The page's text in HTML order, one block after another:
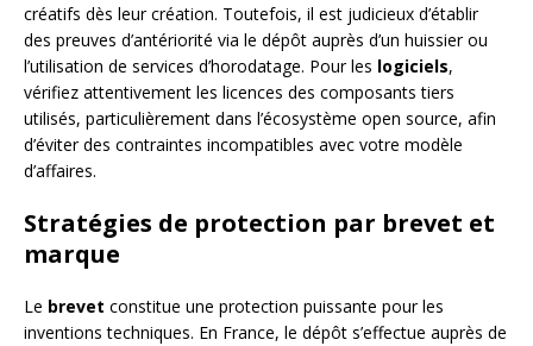
créatifs dès leur création. Toutefois, il est judicieux d’établir
des preuves d’antériorité via le dépôt auprès d’un huissier ou
l’utilisation de services d’horodatage. Pour les logiciels,
vérifiez attentivement les licences des composants tiers
utilisés, particulièrement dans l’écosystème open source, afin
d’éviter des contraintes incompatibles avec votre modèle
d’affaires.
Stratégies de protection par brevet et
marque
Le brevet constitue une protection puissante pour les
inventions techniques. En France, le dépôt s’effectue auprès de